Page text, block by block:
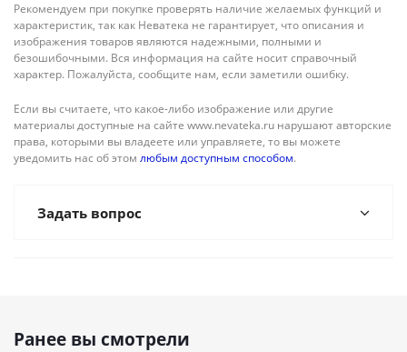
Рекомендуем при покупке проверять наличие желаемых функций и
характеристик, так как Неватека не гарантирует, что описания и
изображения товаров являются надежными, полными и
безошибочными. Вся информация на сайте носит справочный
характер. Пожалуйста, сообщите нам, если заметили ошибку.
Если вы считаете, что какое-либо изображение или другие
материалы доступные на сайте www.nevateka.ru нарушают авторские
права, которыми вы владеете или управляете, то вы можете
уведомить нас об этом любым доступным способом.
Задать вопрос
Ранее вы смотрели